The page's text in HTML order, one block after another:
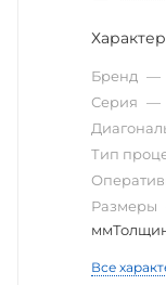
Бренд —
Серия —
Тип
Размеры
Все